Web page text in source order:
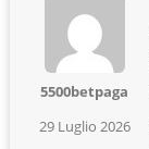
5500betpaga
29 Luglio 2026